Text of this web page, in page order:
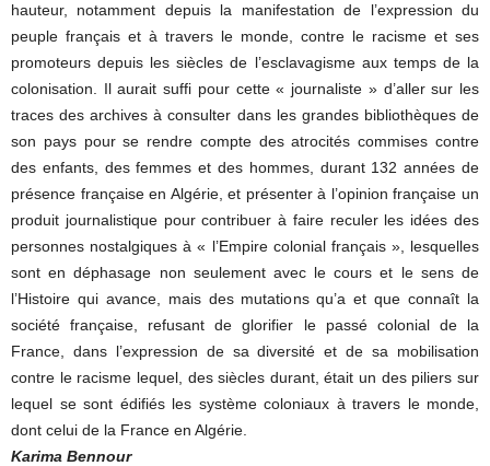
hauteur, notamment depuis la manifestation de l’expression du
peuple français et à travers le monde, contre le racisme et ses
promoteurs depuis les siècles de l’esclavagisme aux temps de la
colonisation. Il aurait suffi pour cette « journaliste » d’aller sur les
traces des archives à consulter dans les grandes bibliothèques de
son pays pour se rendre compte des atrocités commises contre
des enfants, des femmes et des hommes, durant 132 années de
présence française en Algérie, et présenter à l’opinion française un
produit journalistique pour contribuer à faire reculer les idées des
personnes nostalgiques à « l’Empire colonial français », lesquelles
sont en déphasage non seulement avec le cours et le sens de
l’Histoire qui avance, mais des mutations qu’a et que connaît la
société française, refusant de glorifier le passé colonial de la
France, dans l’expression de sa diversité et de sa mobilisation
contre le racisme lequel, des siècles durant, était un des piliers sur
lequel se sont édifiés les système coloniaux à travers le monde,
dont celui de la France en Algérie.
Karima Bennour